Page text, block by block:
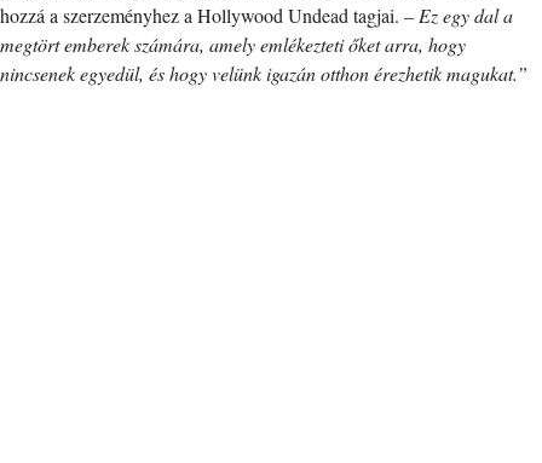
hozzá a szerzeményhez a Hollywood Undead tagjai. – Ez egy dal a
megtört emberek számára, amely emlékezteti őket arra, hogy
nincsenek egyedül, és hogy velünk igazán otthon érezhetik magukat.”